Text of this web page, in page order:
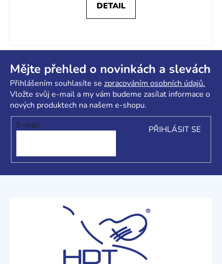
DETAIL
Mějte přehled o novinkách a slevách
Přihlášením souhlasíte se zpracováním osobních údajů.
Vložte svůj e-mail a my vám budeme zasílat informace o
nových produktech na našem e-shopu.
E-mail
PŘIHLÁSIT SE